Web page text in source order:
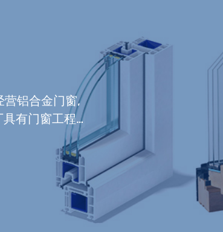
铝合金门窗,
有门窗工程
,及中空玻璃